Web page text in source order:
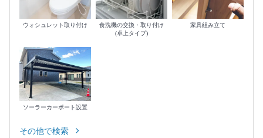
ウォシュレット取り付け
食洗機の交換・取り付け
(卓上タイプ)
家具組み立て
ソーラーカーポート設置
その他で検索